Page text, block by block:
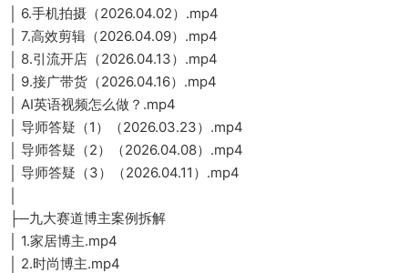
│ 6.手机拍摄（2026.04.02）.mp4
│ 7.高效剪辑（2026.04.09）.mp4
│ 8.引流开店（2026.04.13）.mp4
│ 9.接广带货（2026.04.16）.mp4
│ AI英语视频怎么做？.mp4
│ 导师答疑（1）（2026.03.23）.mp4
│ 导师答疑（2）（2026.04.08）.mp4
│ 导师答疑（3）（2026.04.11）.mp4
├─九大赛道博主案例拆解
│ 1.家居博主.mp4
│ 2.时尚博主.mp4